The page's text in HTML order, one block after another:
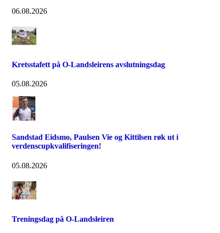
06.08.2026
Kretsstafett på O-Landsleirens avslutningsdag
05.08.2026
Sandstad Eidsmo, Paulsen Vie og Kittilsen røk ut i
verdenscupkvalifiseringen!
05.08.2026
Treningsdag på O-Landsleiren